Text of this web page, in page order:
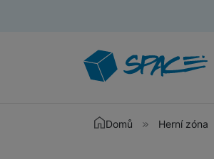
Akce a výprodej
Domů Herní zóna